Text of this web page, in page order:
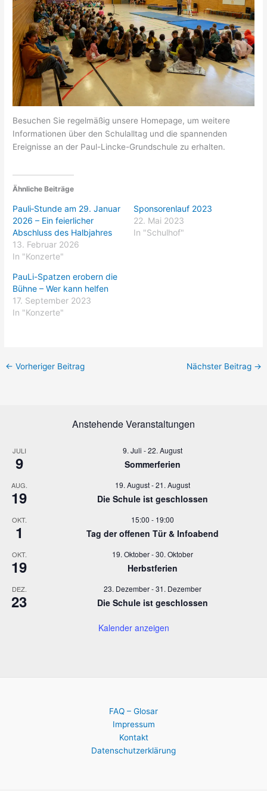
Besuchen Sie regelmäßig unsere Homepage, um weitere
Informationen über den Schulalltag und die spannenden
Ereignisse an der Paul-Lincke-Grundschule zu erhalten.
Ähnliche Beiträge
Pauli‑Stunde am 29. Januar
2026 – Ein feierlicher
Abschluss des Halbjahres
13. Februar 2026
In "Konzerte"
Sponsorenlauf 2023
22. Mai 2023
In "Schulhof"
PauLi-Spatzen erobern die
Bühne – Wer kann helfen
17. September 2023
In "Konzerte"
← Vorheriger Beitrag Nächster Beitrag →
Anstehende Veranstaltungen
JULI
9
9. Juli -22. August
Sommerferien
AUG.
19
19. August-21. August
Die Schule ist geschlossen
OKT.
1
15:00 - 19:00
Tag der offenen Tür & Infoabend
OKT.
19
19. Oktober-30. Oktober
Herbstferien
DEZ.
23
23. Dezember-31. Dezember
Die Schule ist geschlossen
Kalender anzeigen
FAQ – Glosar
Impressum
Kontakt
Datenschutzerklärung